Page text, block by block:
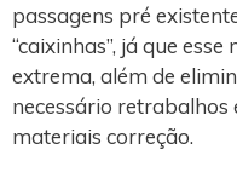
passagens pré
“caixinhas”, já que
extrema, além de
necessário retrabalhos
materiais correção.